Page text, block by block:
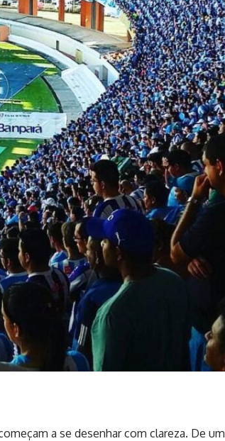
a se desenhar com clareza. De um